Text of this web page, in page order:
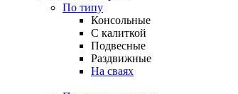
По типу
Консольные
С калиткой
Подвесные
Раздвижные
На сваях